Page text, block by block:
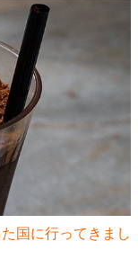
国に行ってきまし